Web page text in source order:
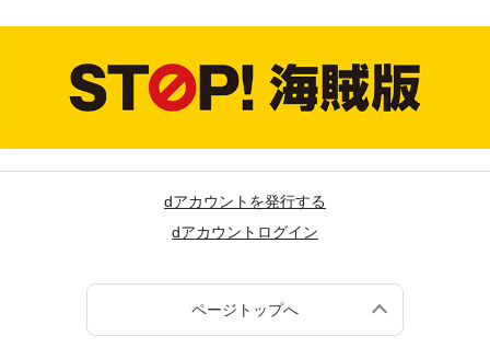
dアカウントを発行する
dアカウントログイン
ページトップへ